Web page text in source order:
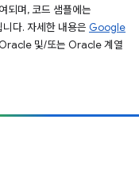
되며, 코드 샘플에는
다. 자세한 내용은 Google
및/또는 Oracle 계열